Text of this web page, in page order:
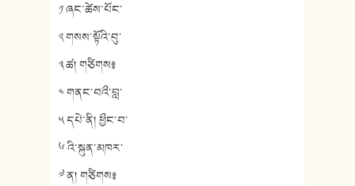
༡ ཞང་ཚེས་པོང་
༢ གསས་སྟོའི་བུ་
༣ ཚ། གཙིགས༔
༤ གནང་བའྀ་བླ་
༥ དཔེ་ནི། ཕྱྀང་བ་
༦ འི་སྐུན་མཁར་
༧ ན། གཙིགས༔